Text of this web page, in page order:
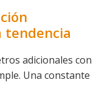
tendencia
adicionales con
Una constante